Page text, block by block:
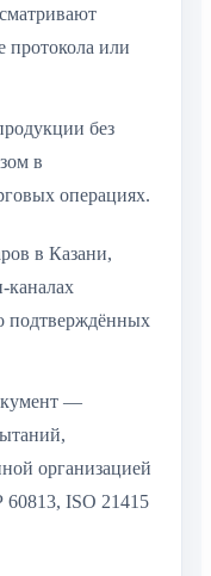
протокола или
в
операциях.
каналах
подтверждённых
организацией
ISO 21415